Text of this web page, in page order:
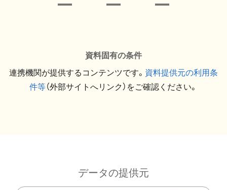
資料固有の条件
連携機関が提供するコンテンツです。 資料提供元の利用条
件等（外部サイトへリンク）をご確認ください。
データの提供元